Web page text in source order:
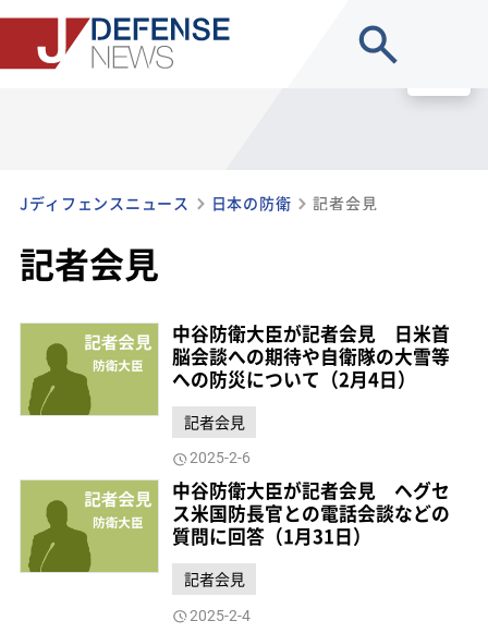
Jディフェンスニュース 日本の防衛 記者会見
記者会見
中谷防衛大臣が記者会見 日米首
脳会談への期待や自衛隊の大雪等
への防災について（2月4日）
記者会見
2025-2-6
中谷防衛大臣が記者会見 ヘグセ
ス米国防長官との電話会談などの
質問に回答（1月31日）
記者会見
2025-2-4